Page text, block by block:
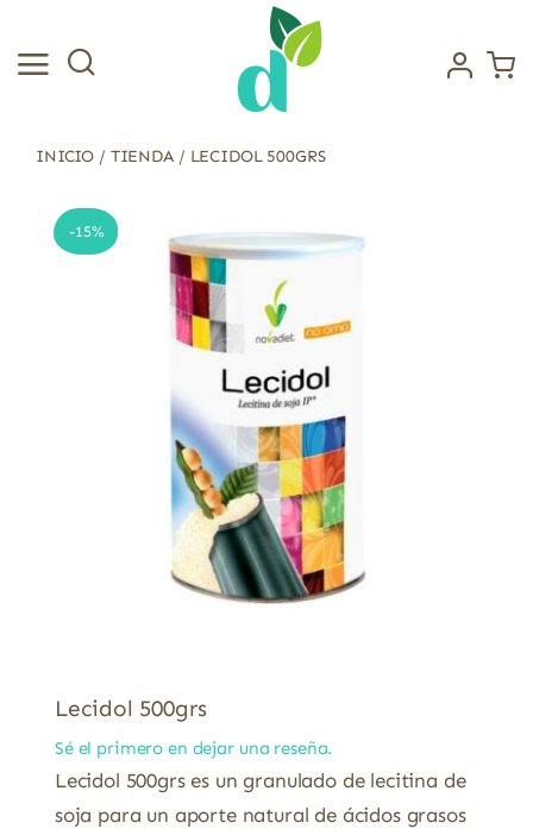
contenido
INICIO / TIENDA/ LECIDOL 500GRS
-15%
Lecidol 500grs
Sé el primero en dejar una reseña.
Lecidol 500grs es un granulado de lecitina de
soja para un aporte natural de ácidos grasos